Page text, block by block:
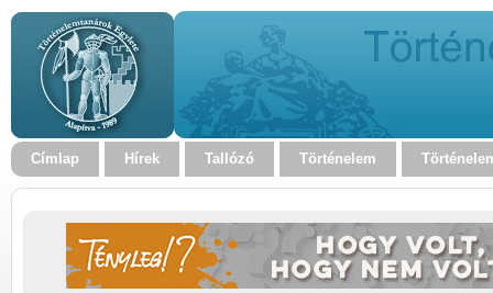
Címlap Hírek Tallózó Történelem